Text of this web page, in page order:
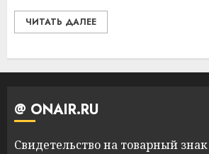
ЧИТАТЬ ДАЛЕЕ
@ ONAIR.RU
Свидетельство на товарный